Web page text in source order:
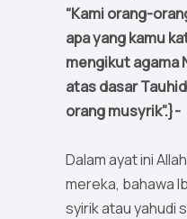
“Kami orang-
apa yang kamu
mengikut agama
atas dasar
orang musyrik”.}-
Dalam ayat ini
mereka, bahawa
syirik atau yahudi